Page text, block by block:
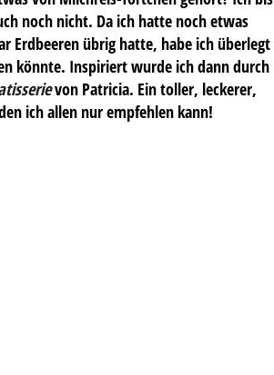
noch nicht. Da ich hatte noch etwas
Erdbeeren übrig hatte, habe ich überlegt
könnte. Inspiriert wurde ich dann durch
von Patricia. Ein toller, leckerer,
ich allen nur empfehlen kann!